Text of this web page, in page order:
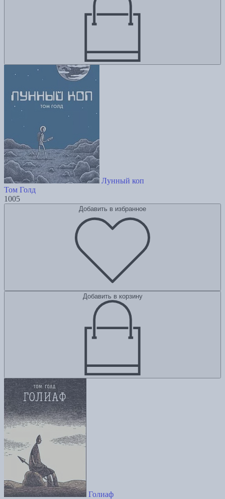
Лунный коп
Том Голд
1005
Добавить в избранное
Добавить в корзину
Голиаф